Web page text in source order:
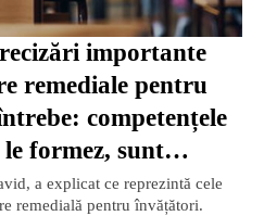
importante
remediale pentru
competențele
formez, sunt
cum să le
a explicat ce reprezintă cele
remedială pentru învățători.